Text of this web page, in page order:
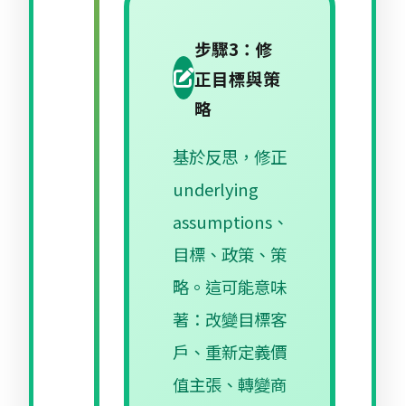
步驟3：修
正目標與策
略
基於反思，修正
underlying
assumptions、
目標、政策、策
略。這可能意味
著：改變目標客
戶、重新定義價
值主張、轉變商